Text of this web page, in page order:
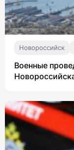
Новороссийск
Военные